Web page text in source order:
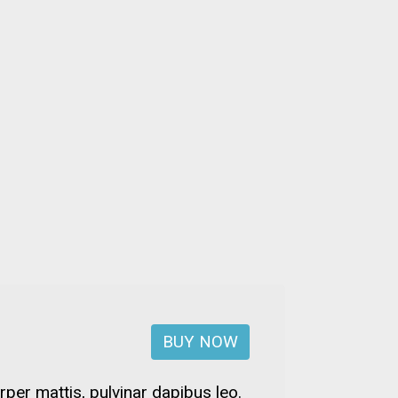
BUY NOW
mattis, pulvinar dapibus leo.